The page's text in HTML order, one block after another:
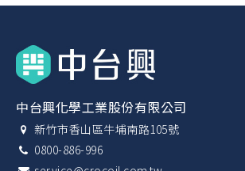
中台興化學工業股份有限公司
新竹市香山區牛埔南路105號
0800-886-996